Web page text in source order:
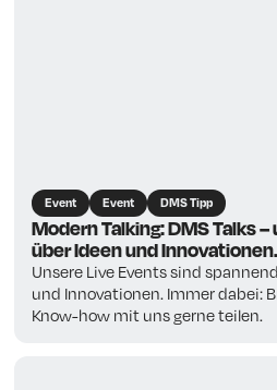
Event Event DMS Tipp
Modern Talking: DMS Talks
über Ideen und Innovationen.
Unsere Live Events sind
und Innovationen. Immer dabei:
Know-how mit uns gerne teilen.